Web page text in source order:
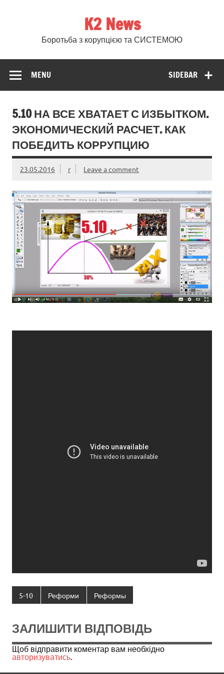
K2 News
Боротьба з корупцією та СИСТЕМОЮ
SIDEBAR
MENU
5.10 НА ВСЕ ХВАТАЕТ С ИЗБЫТКОМ.
ЭКОНОМИЧЕСКИЙ РАСЧЕТ. КАК
ПОБЕДИТЬ КОРРУПЦИЮ
23.05.2016 r Leave a comment
5-10 Реформи Реформы
ЗАЛИШИТИ ВІДПОВІДЬ
Щоб відправити коментар вам необхідно
авторизуватись